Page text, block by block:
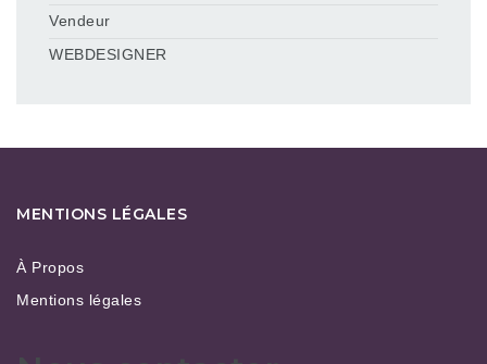
Vendeur
WEBDESIGNER
MENTIONS LÉGALES
À Propos
Mentions légales